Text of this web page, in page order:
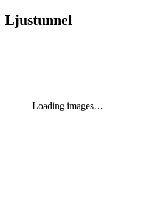
Ljustunnel
Loading images…